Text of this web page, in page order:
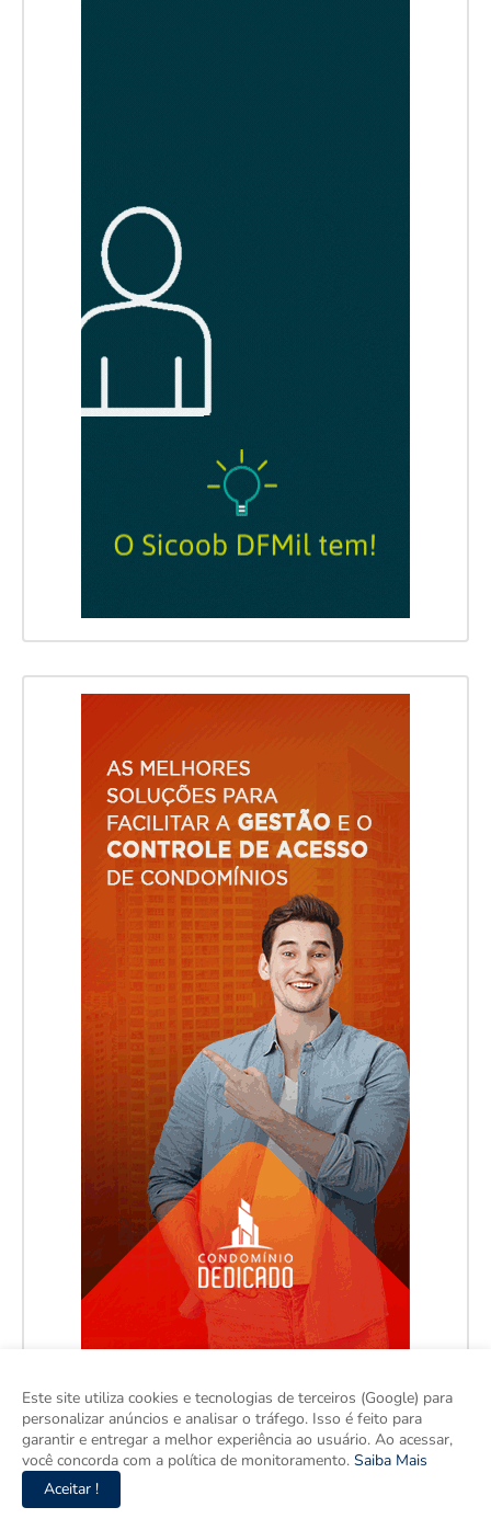
Este site utiliza cookies e tecnologias de terceiros (Google) para
personalizar anúncios e analisar o tráfego. Isso é feito para
garantir e entregar a melhor experiência ao usuário. Ao acessar,
você concorda com a política de monitoramento. Saiba Mais
Aceitar !